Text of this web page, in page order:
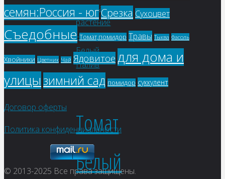
Томат
Белый
семян:Россия - югСрезка Сухоцвет
Съедобные Томат,помидор Травы Тыква Фасоль
Хвойники Цветник Чай Ядовитое для дома и
улицызимний сад помидор суккулент
Договор оферты
Политика конфиденциальности
© 2013-2025 Все права защищены.